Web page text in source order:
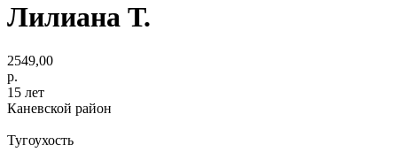
Лилиана Т.
2549,00
р.
15 лет
Каневской район
Тугоухость